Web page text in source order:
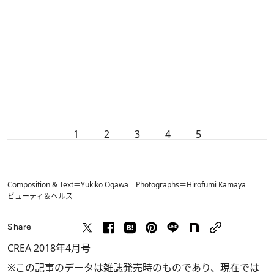
1 2 3 4 5
Composition & Text＝Yukiko Ogawa Photographs＝Hirofumi Kamaya
ビューティ＆ヘルス
Share
CREA 2018年4月号
※この記事のデータは雑誌発売時のものであり、現在では